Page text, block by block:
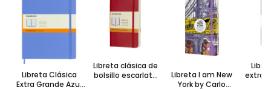
Libreta Clásica
Extra Grande Azul
Libreta clásica de
bolsillo escarlata
Libreta I am New
York by Carlo
extra